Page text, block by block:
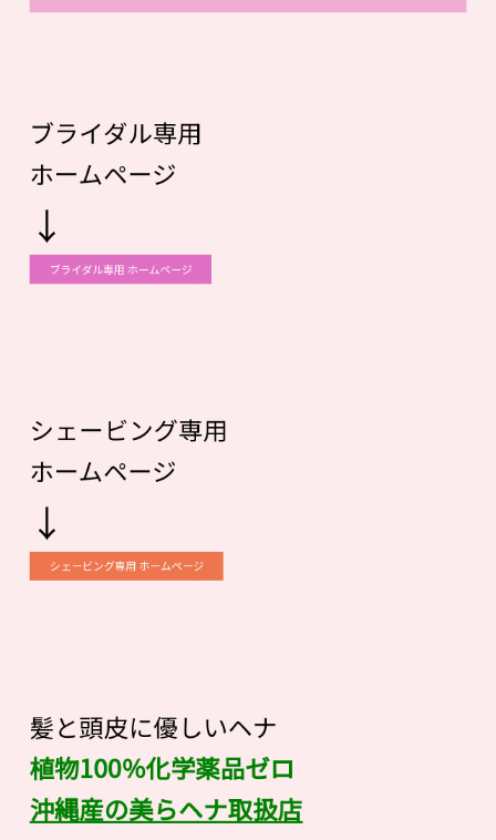
ブライダル専用
ホームページ
↓
ブライダル専用 ホームページ
シェービング専用
ホームページ
↓
シェービング専用 ホームページ
髪と頭皮に優しいヘナ
植物100％化学薬品ゼロ
沖縄産の美らヘナ取扱店